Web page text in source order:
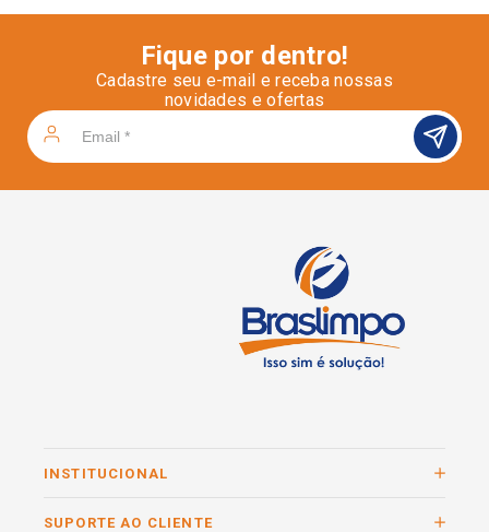
Fique por dentro!
Cadastre seu e-mail e receba nossas
novidades e ofertas
INSTITUCIONAL
SUPORTE AO CLIENTE